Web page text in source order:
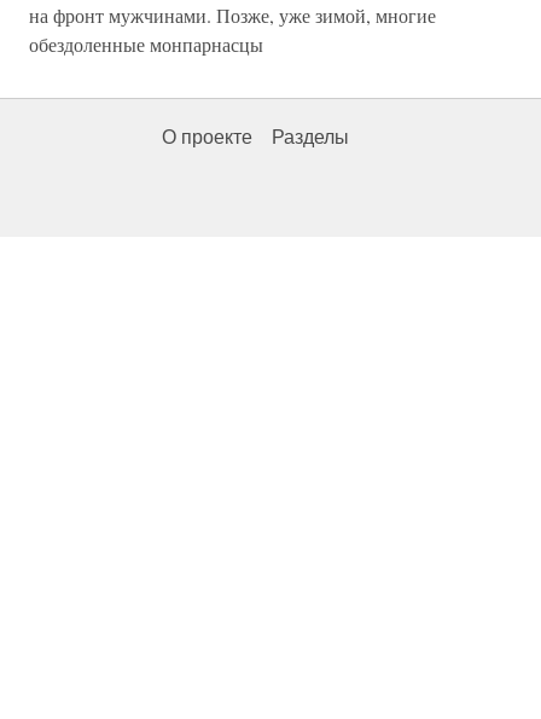
на фронт мужчинами. Позже, уже зимой, многие
обездоленные монпарнасцы
О проекте Разделы